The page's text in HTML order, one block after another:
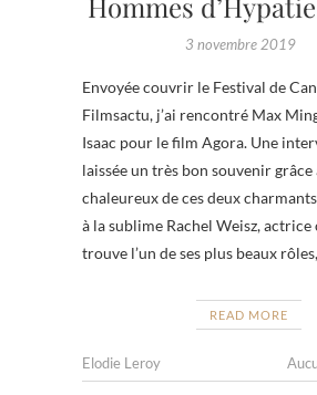
3 novembre 2019
Envoyée couvrir le Festival de
Filmsactu, j’ai rencontré Max
Isaac pour le film Agora. Une
laissée un très bon souvenir grâce
chaleureux de ces deux
à la sublime Rachel Weisz,
trouve l’un de ses plus beaux
READ MORE
Elodie Leroy